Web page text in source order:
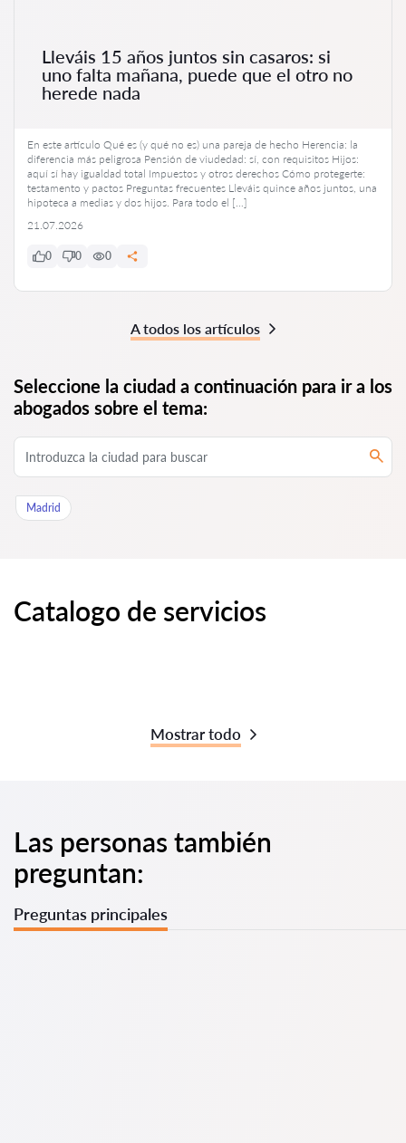
Lleváis 15 años juntos sin casaros: si
uno falta mañana, puede que el otro no
herede nada
En este artículo Qué es (y qué no es) una pareja de hecho Herencia: la
diferencia más peligrosa Pensión de viudedad: sí, con requisitos Hijos:
aquí sí hay igualdad total Impuestos y otros derechos Cómo protegerte:
testamento y pactos Preguntas frecuentes Lleváis quince años juntos, una
hipoteca a medias y dos hijos. Para todo el […]
21.07.2026
0 0 0
A todos los artículos
Seleccione la ciudad a continuación para ir a los
abogados sobre el tema:
Madrid
Catalogo de servicios
Mostrar todo
Las personas también
preguntan:
Preguntas principales